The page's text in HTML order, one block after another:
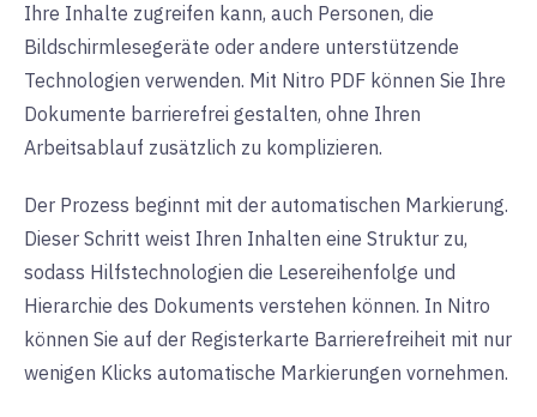
Ihre Inhalte zugreifen kann, auch Personen, die
Bildschirmlesegeräte oder andere unterstützende
Technologien verwenden. Mit Nitro PDF können Sie Ihre
Dokumente barrierefrei gestalten, ohne Ihren
Arbeitsablauf zusätzlich zu komplizieren.
Der Prozess beginnt mit der automatischen Markierung.
Dieser Schritt weist Ihren Inhalten eine Struktur zu,
sodass Hilfstechnologien die Lesereihenfolge und
Hierarchie des Dokuments verstehen können. In Nitro
können Sie auf der Registerkarte Barrierefreiheit mit nur
wenigen Klicks automatische Markierungen vornehmen.